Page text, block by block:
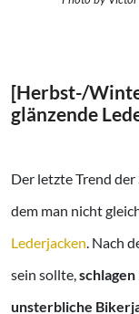
[Herbst-/
glänzende
Der letzte Trend
dem man nicht
Lederjacken. Nach
sein sollte,
unsterbliche